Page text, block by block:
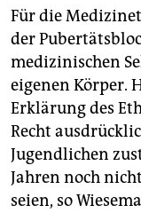
Für die
der
medizinischen
eigenen Körper.
Erklärung des
Recht
Jugendlichen
Jahren noch
seien, so